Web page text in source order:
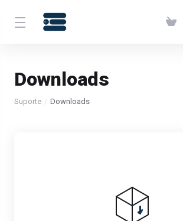
Downloads
Suporte Downloads